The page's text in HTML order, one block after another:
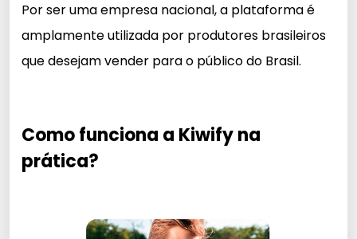
Por ser uma empresa nacional, a plataforma é
amplamente utilizada por produtores brasileiros
que desejam vender para o público do Brasil.
Como funciona a Kiwify na
prática?